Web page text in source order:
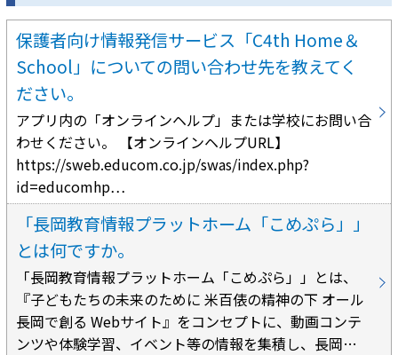
保護者向け情報発信サービス「C4th Home＆
School」についての問い合わせ先を教えてく
ださい。
アプリ内の「オンラインヘルプ」または学校にお問い合
わせください。 【オンラインヘルプURL】
https://sweb.educom.co.jp/swas/index.php?
id=educomhp…
「長岡教育情報プラットホーム「こめぷら」」
とは何ですか。
「長岡教育情報プラットホーム「こめぷら」」とは、
『子どもたちの未来のために 米百俵の精神の下 オール
長岡で創る Webサイト』をコンセプトに、動画コンテ
ンツや体験学習、イベント等の情報を集積し、長岡…